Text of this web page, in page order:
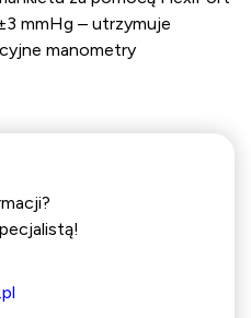
mmHg – utrzymuje
manometry